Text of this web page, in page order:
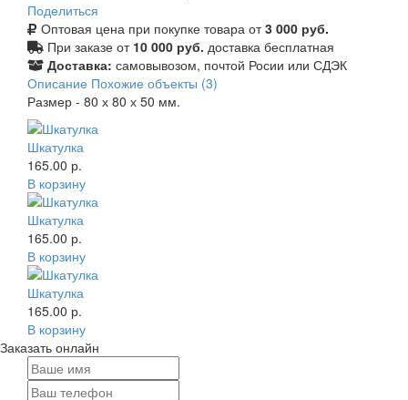
Поделиться
Оптовая цена при покупке товара от3 000 руб.
При заказе от 10 000 руб. доставка бесплатная
Доставка: самовывозом, почтой Росии или СДЭК
Описание Похожие объекты (3)
Размер - 80 х 80 х 50 мм.
Шкатулка
165.00 р.
В корзину
Шкатулка
165.00 р.
В корзину
Шкатулка
165.00 р.
В корзину
Заказать онлайн